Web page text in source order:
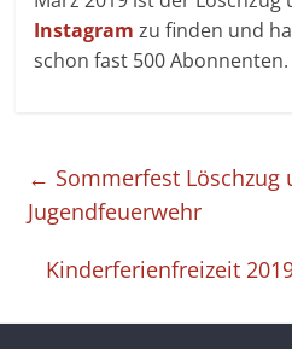
Instagram zu finden und
schon fast 500 Abonnenten.
← Sommerfest Löschzug
Jugendfeuerwehr
Kinderferienfreizeit